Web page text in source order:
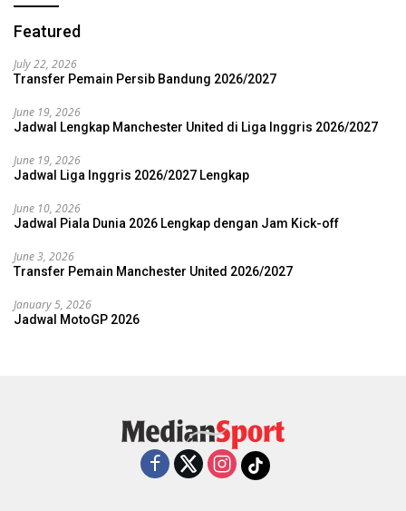
Featured
July 22, 2026
Transfer Pemain Persib Bandung 2026/2027
June 19, 2026
Jadwal Lengkap Manchester United di Liga Inggris 2026/2027
June 19, 2026
Jadwal Liga Inggris 2026/2027 Lengkap
June 10, 2026
Jadwal Piala Dunia 2026 Lengkap dengan Jam Kick-off
June 3, 2026
Transfer Pemain Manchester United 2026/2027
January 5, 2026
Jadwal MotoGP 2026